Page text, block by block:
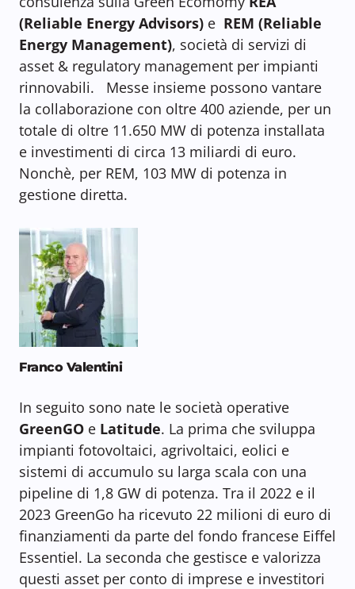
(Reliable Energy Advisors) e REM (Reliable
Energy Management), società di servizi di
asset & regulatory management per impianti
rinnovabili. Messe insieme possono vantare
la collaborazione con oltre 400 aziende, per un
totale di oltre 11.650 MW di potenza installata
e investimenti di circa 13 miliardi di euro.
Nonchè, per REM, 103 MW di potenza in
gestione diretta.
Franco Valentini
In seguito sono nate le società operative
GreenGO e Latitude. La prima che sviluppa
impianti fotovoltaici, agrivoltaici, eolici e
sistemi di accumulo su larga scala con una
pipeline di 1,8 GW di potenza. Tra il 2022 e il
2023 GreenGo ha ricevuto 22 milioni di euro di
finanziamenti da parte del fondo francese Eiffel
Essentiel. La seconda che gestisce e valorizza
questi asset per conto di imprese e investitori